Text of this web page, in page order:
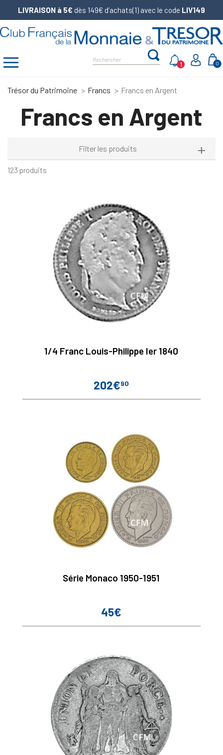
LIVRAISON à 5€ dès 149€ d’achats(1) avec le code LIV149
0
1
Trésor du Patrimoine Francs Francs en Argent
Francs en Argent
Filter les produits
123 produits
1/4 Franc Louis-Philippe Ier 1840
Prix
202€90
Série Monaco 1950-1951
Prix
45€